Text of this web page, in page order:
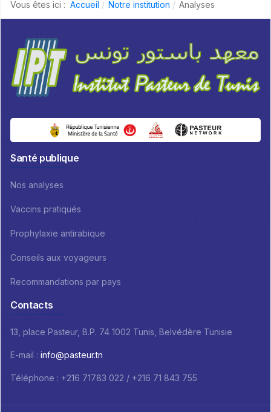
Vous êtes ici : Accueil Notre institution Analyses
Santé publique
Nos analyses
Vaccins pratiqués
Prophylaxie antirabique
Conseils aux voyageurs
Recommandations par pays
Contacts
13, place Pasteur, B.P. 74 1002 Tunis, Belvédère Tunisie
E-mail : info@pasteur.tn
Téléphone : +216 71783 022 / +216 71 843 755